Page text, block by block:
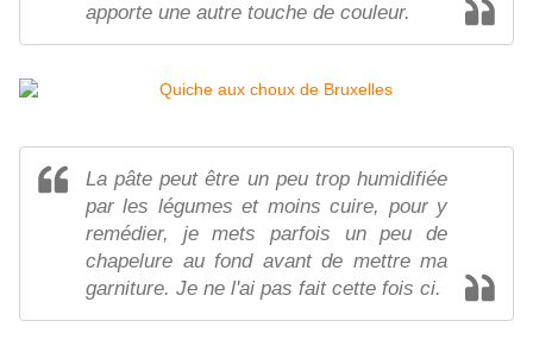
apporte une autre touche de couleur.
La pâte peut être un peu trop humidifiée
par les légumes et moins cuire, pour y
remédier, je mets parfois un peu de
chapelure au fond avant de mettre ma
garniture. Je ne l'ai pas fait cette fois ci.